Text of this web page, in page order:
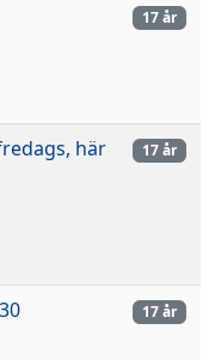
17 år
här
17 år
17 år